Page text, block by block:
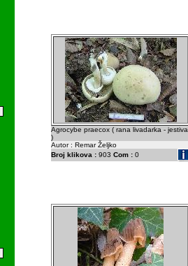
Agrocybe praecox ( rana livadarka - jestiva
)
Autor : Remar Željko
Broj klikova : 903 Com : 0